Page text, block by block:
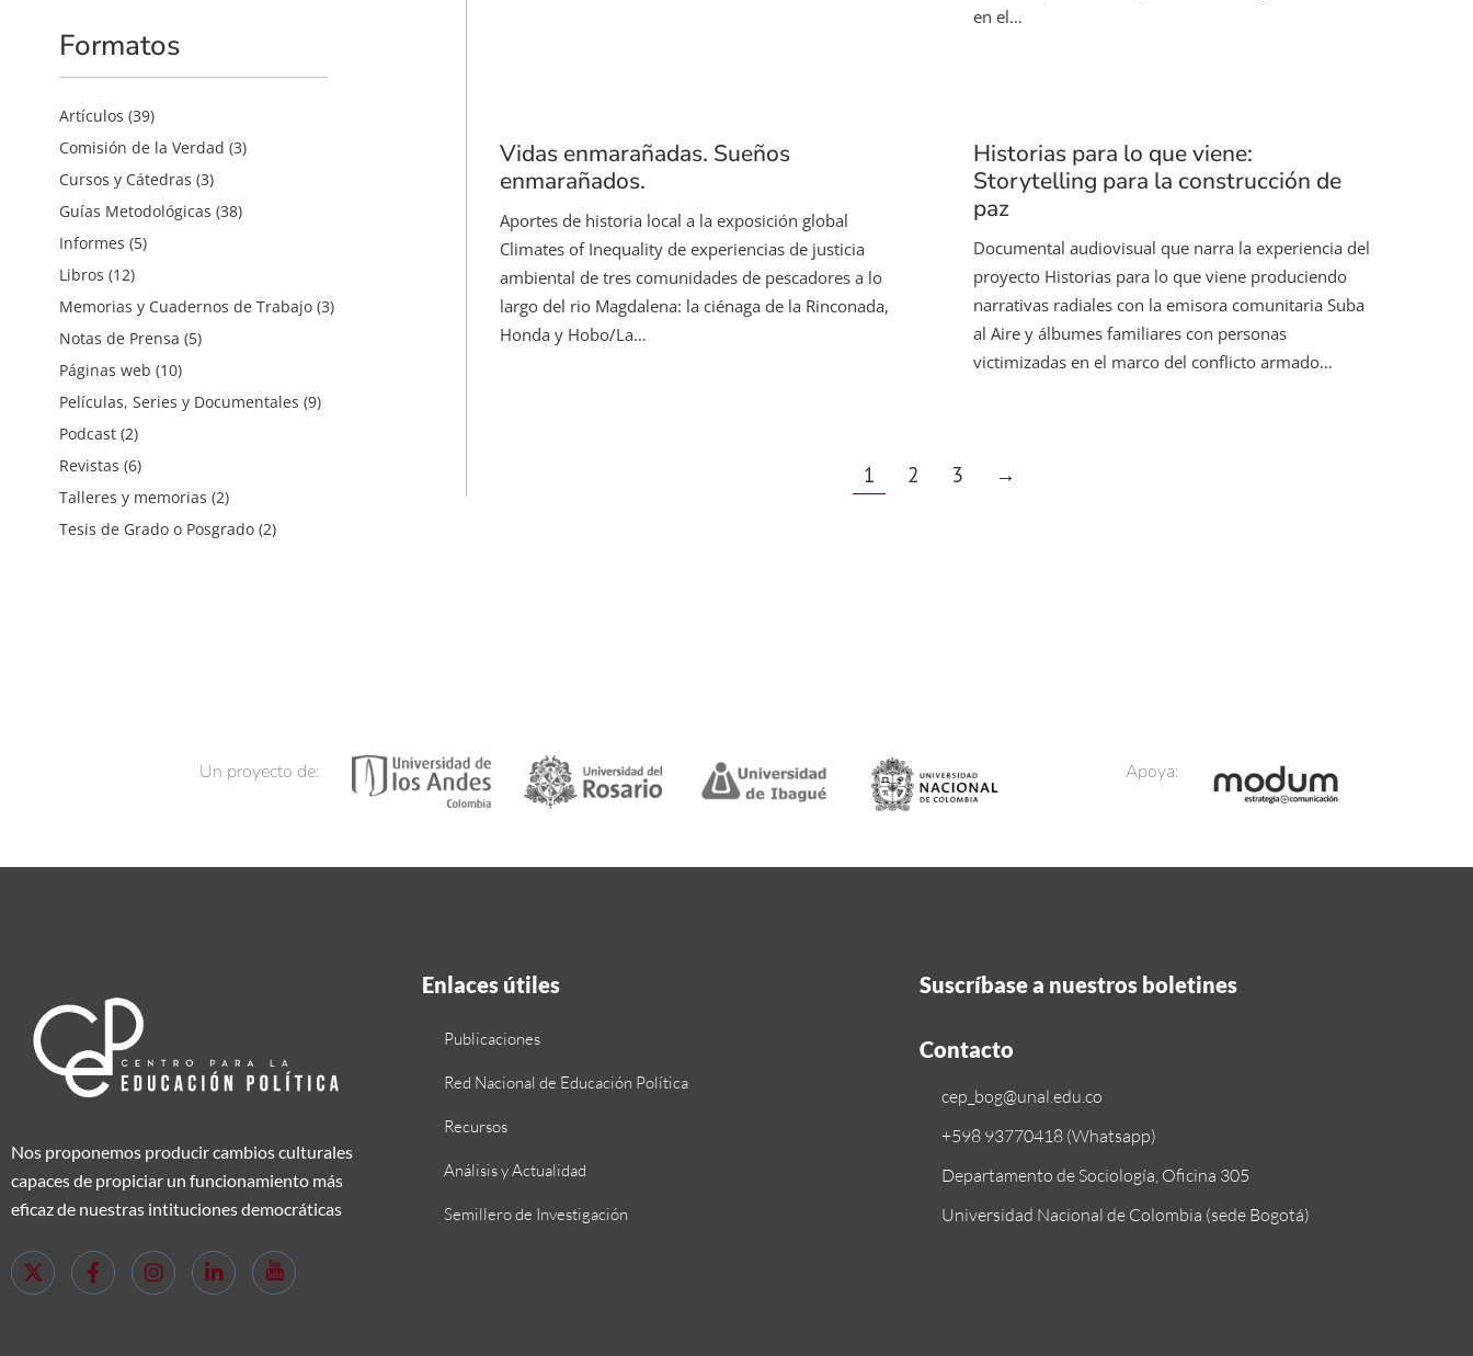
Formatos
Artículos (39)
Comisión de la Verdad (3)
Cursos y Cátedras (3)
Guías Metodológicas (38)
Informes (5)
Libros (12)
Memorias y Cuadernos de Trabajo(3)
Notas de Prensa (5)
Páginas web (10)
Películas, Series y Documentales (9)
Podcast(2)
Revistas (6)
Talleres y memorias (2)
Tesis de Grado o Posgrado(2)
en el…
Vidas enmarañadas. Sueños
enmarañados.
Aportes de historia local a la exposición global
Climates of Inequality de experiencias de justicia
ambiental de tres comunidades de pescadores a lo
largo del rio Magdalena: la ciénaga de la Rinconada,
Honda y Hobo/La…
Historias para lo que viene:
Storytelling para la construcción de
paz
Documental audiovisual que narra la experiencia del
proyecto Historias para lo que viene produciendo
narrativas radiales con la emisora comunitaria Suba
al Aire y álbumes familiares con personas
victimizadas en el marco del conflicto armado…
1 2 3 →
Un proyecto de: Apoya:
Nos proponemos producir cambios culturales
capaces de propiciar un funcionamiento más
eficaz de nuestras intituciones democráticas
Enlaces útiles
Publicaciones
Red Nacional de Educación Política
Recursos
Análisis y Actualidad
Semillero de Investigación
Suscríbase a nuestros boletines
Contacto
cep_bog@unal.edu.co
+598 93770418 (Whatsapp)
Departamento de Sociología, Oficina 305
Universidad Nacional de Colombia (sede Bogotá)